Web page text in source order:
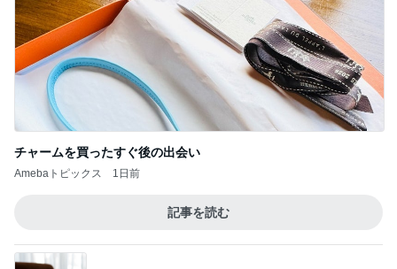
チャームを買ったすぐ後の出会い
Amebaトピックス 1日前
記事を読む